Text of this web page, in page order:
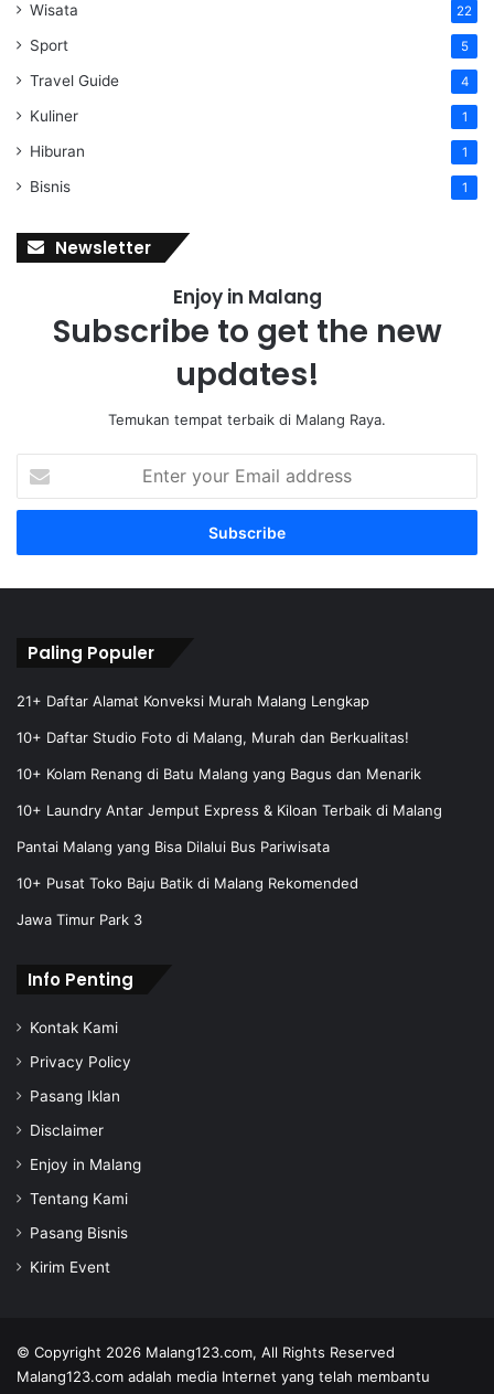
Wisata 22
Sport 5
Travel Guide 4
Kuliner 1
Hiburan 1
Bisnis 1
Newsletter
Enjoy in Malang
Subscribe to get the new
updates!
Temukan tempat terbaik di Malang Raya.
t
r
m
l
d
e
s
Paling Populer
21+ Daftar Alamat Konveksi Murah Malang Lengkap
10+ Daftar Studio Foto di Malang, Murah dan Berkualitas!
10+ Kolam Renang di Batu Malang yang Bagus dan Menarik
10+ Laundry Antar Jemput Express & Kiloan Terbaik di Malang
Pantai Malang yang Bisa Dilalui Bus Pariwisata
10+ Pusat Toko Baju Batik di Malang Rekomended
Jawa Timur Park 3
Info Penting
Kontak Kami
Privacy Policy
Pasang Iklan
Disclaimer
Enjoy in Malang
Tentang Kami
Pasang Bisnis
Kirim Event
© Copyright 2026 Malang123.com, All Rights Reserved
Malang123.com adalah media Internet yang telah membantu